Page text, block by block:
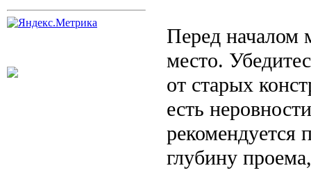
Перед началом
место.
от старых
есть
рекомендуется
глубину